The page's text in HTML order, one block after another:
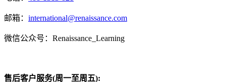
邮箱： international@renaissance.com
微信公众号：Renaissance_Learning
售后客户服务(周一至周五):